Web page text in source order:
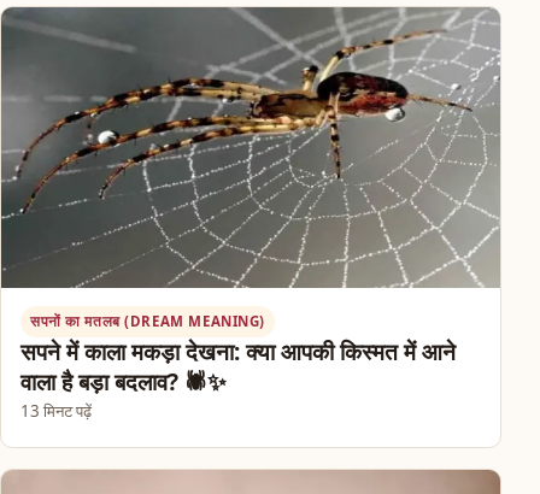
सपनों का मतलब (DREAM MEANING)
सपने में काला मकड़ा देखना: क्या आपकी किस्मत में आने
वाला है बड़ा बदलाव? 🕷️✨
13 मिनट पढ़ें